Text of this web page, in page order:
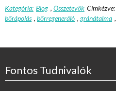
Kategória: Blog , Összetevők Címkézve:
bőrápolás , bőrregeneráló , gránátalma ,
Fontos Tudnivalók